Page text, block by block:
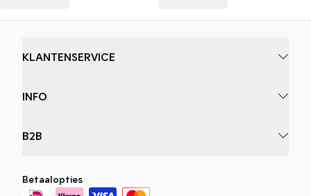
KLANTENSERVICE
INFO
B2B
Betaalopties